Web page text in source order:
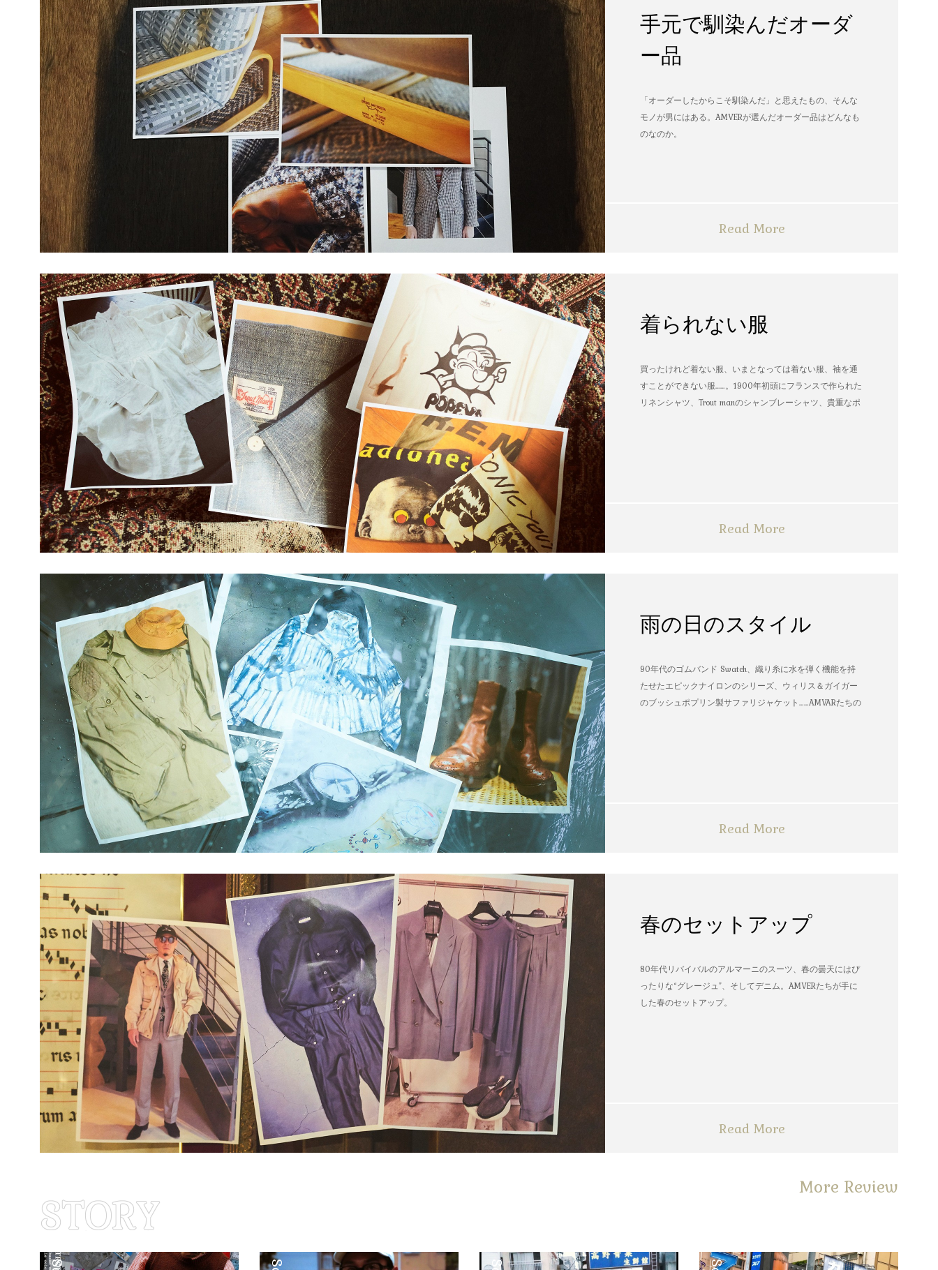
手元で馴染んだオーダ
ー品
「オーダーしたからこそ馴染んだ」と思えたもの、そんな
モノが男にはある。AMVERが選んだオーダー品はどんなも
のなのか。
Read More
着られない服
買ったけれど着ない服、いまとなっては着ない服、袖を通
すことができない服……。1900年初頭にフランスで作られた
リネンシャツ、Trout manのシャンブレーシャツ、貴重なポ
Read More
雨の日のスタイル
90年代のゴムバンド Swatch、織り糸に水を弾く機能を持
たせたエピックナイロンのシリーズ、ウィリス＆ガイガー
のブッシュポプリン製サファリジャケット……AMVARたちの
Read More
春のセットアップ
80年代リバイバルのアルマーニのスーツ、春の曇天にはぴ
ったりな“グレージュ”、そしてデニム。AMVERたちが手に
した春のセットアップ。
Read More
More Review